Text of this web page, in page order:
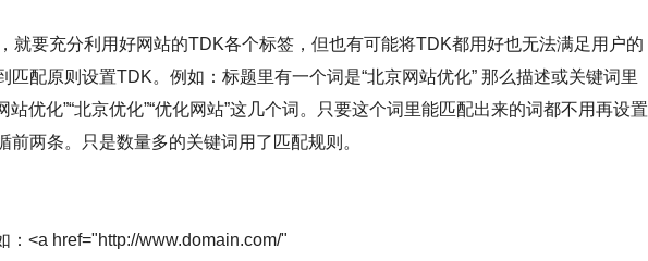
就要充分利用好网站的TDK各个标签，但也有可能将TDK都用好也无法满足用户的
匹配原则设置TDK。例如：标题里有一个词是“北京网站优化” 那么描述或关键词里
站优化”“北京优化”“优化网站”这几个词。只要这个词里能匹配出来的词都不用再设置
前两条。只是数量多的关键词用了匹配规则。
：<a href="http://www.domain.com/"